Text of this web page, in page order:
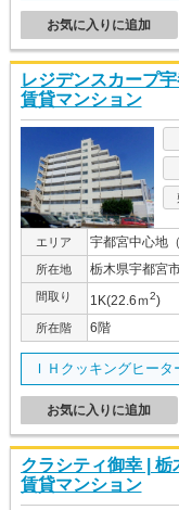
お気に入りに追加
レジデンスカープ
賃貸マンション
エリア 宇都宮中心地
所在地 栃木県宇都宮
間取り 1K(22.6ｍ2)
所在階 6階
ＩＨクッキングヒー
お気に入りに追加
クラシティ御幸 |
賃貸マンション